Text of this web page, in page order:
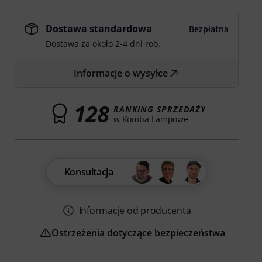
Dostawa standardowa
Bezpłatna
Dostawa za około 2-4 dni rob.
Informacje o wysyłce
128 RANKING SPRZEDAŻY
w Komba Lampowe
Konsultacja
Informacje od producenta
Ostrzeżenia dotyczące bezpieczeństwa